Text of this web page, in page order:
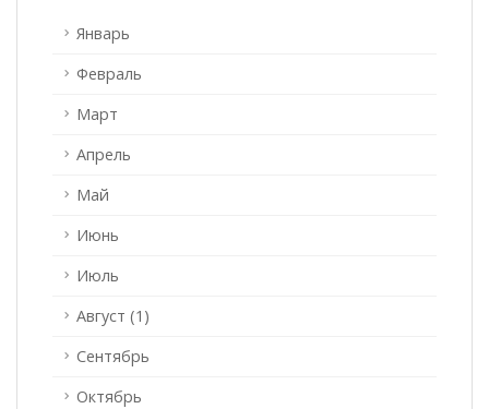
Январь
Февраль
Март
Апрель
Май
Июнь
Июль
Август (1)
Сентябрь
Октябрь